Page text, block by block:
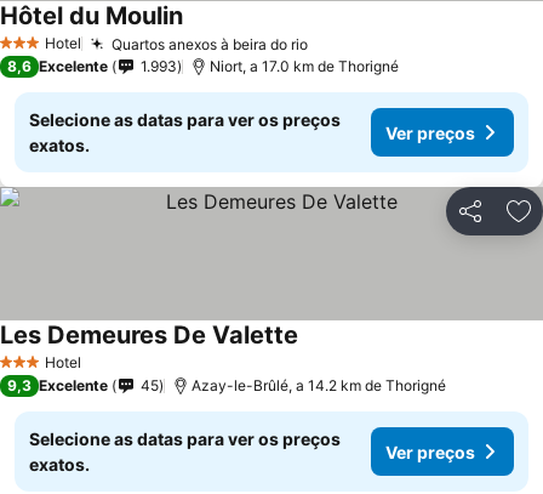
3 EstrelasHotel Quartos anexos à beira do rio
Hôtel du Moulin
8,6 Excelente 1.993 Niort, a 17.0 km de Thorigné
Selecione as datas para ver os preços
exatos.
Ver preços
Partilhar
3 EstrelasHotel
Les Demeures De Valette
9,3 Excelente 45 Azay-le-Brûlé, a 14.2 km de Thorigné
Selecione as datas para ver os preços
exatos.
Ver preços